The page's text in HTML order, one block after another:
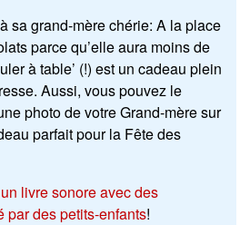
sa grand-mère chérie: A la place
parce qu’elle aura moins de
à table’ (!) est un cadeau plein
Aussi, vous pouvez le
photo de votre Grand-mère sur
parfait pour la Fête des
un livre sonore avec des
par des petits-enfants!